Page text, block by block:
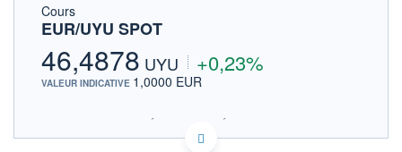
Cours
EUR/UYU SPOT
46,4878 UYU +0,23%
VALEUR INDICATIVE 1,0000 EUR
SIX - FOREX 2 DONNÉES TEMPS RÉEL
Politique d'exécution